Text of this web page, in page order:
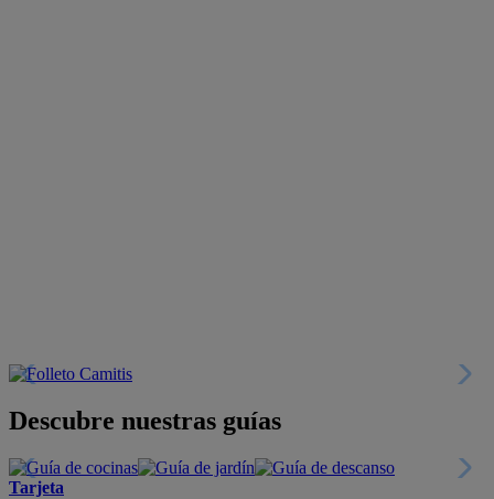
Descubre nuestras guías
Tarjeta